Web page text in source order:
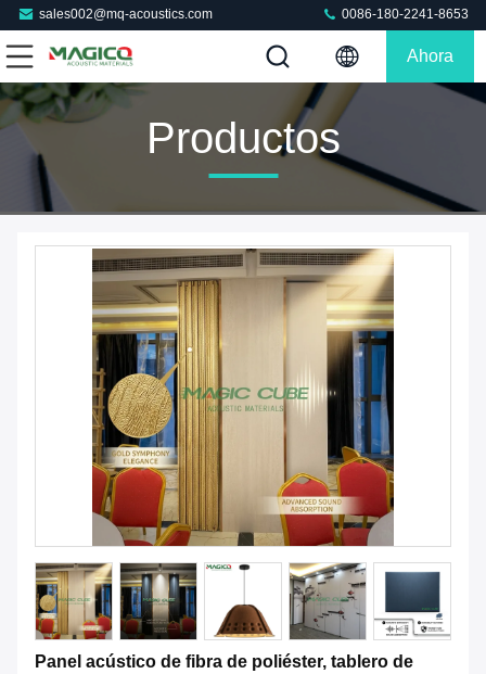
sales002@mq-acoustics.com 0086-180-2241-8653
Ahora
Productos
Panel acústico de fibra de poliéster, tablero de